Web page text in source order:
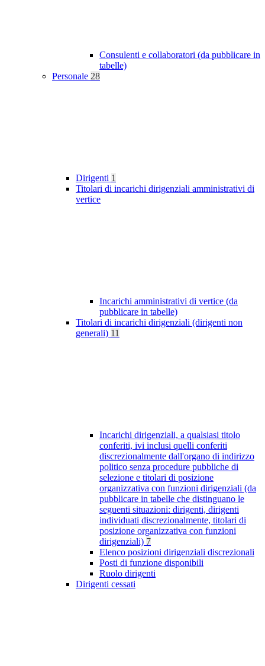
Consulenti e collaboratori (da pubblicare in
tabelle)
Personale 28
Dirigenti 1
Titolari di incarichi dirigenziali amministrativi di
vertice
Incarichi amministrativi di vertice (da
pubblicare in tabelle)
Titolari di incarichi dirigenziali (dirigenti non
generali) 11
Incarichi dirigenziali, a qualsiasi titolo
conferiti, ivi inclusi quelli conferiti
discrezionalmente dall'organo di indirizzo
politico senza procedure pubbliche di
selezione e titolari di posizione
organizzativa con funzioni dirigenziali (da
pubblicare in tabelle che distinguano le
seguenti situazioni: dirigenti, dirigenti
individuati discrezionalmente, titolari di
posizione organizzativa con funzioni
dirigenziali) 7
Elenco posizioni dirigenziali discrezionali
Posti di funzione disponibili
Ruolo dirigenti
Dirigenti cessati